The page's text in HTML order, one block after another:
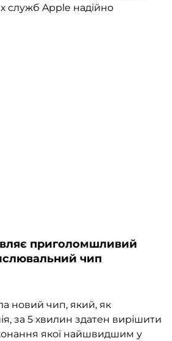
служб Apple надійно
приголомшливий
чип
новий чип, який, як
за 5 хвилин здатен вирішити
якої найшвидшим у